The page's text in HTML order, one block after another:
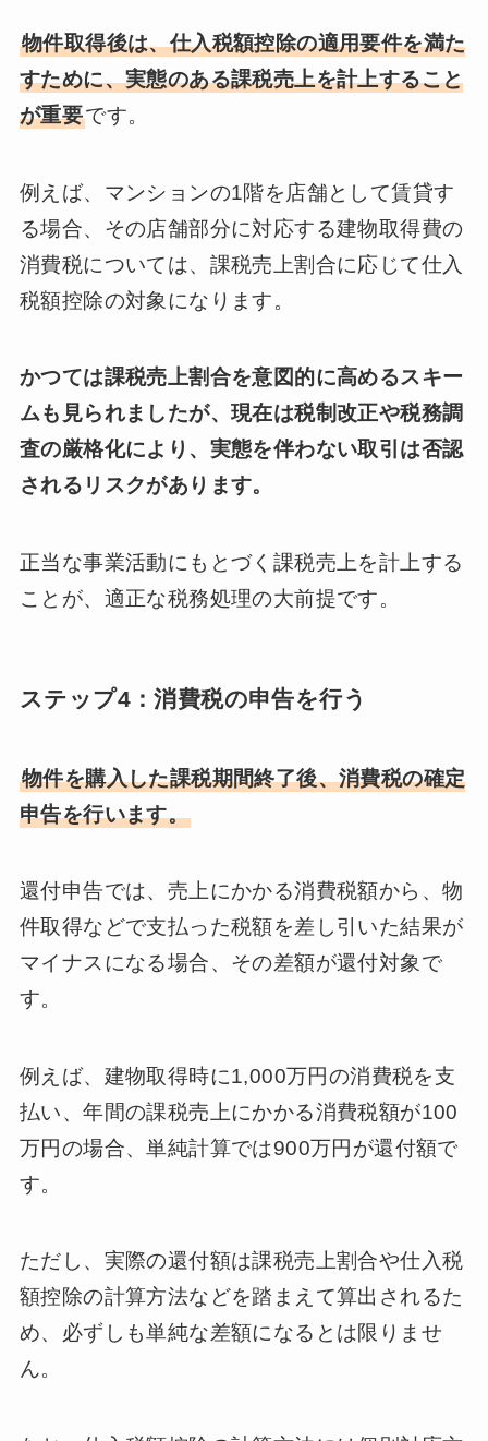
物件取得後は、仕入税額控除の適用要件を満た
すために、実態のある課税売上を計上すること
が重要です。
例えば、マンションの1階を店舗として賃貸す
る場合、その店舗部分に対応する建物取得費の
消費税については、課税売上割合に応じて仕入
税額控除の対象になります。
かつては課税売上割合を意図的に高めるスキー
ムも見られましたが、現在は税制改正や税務調
査の厳格化により、実態を伴わない取引は否認
されるリスクがあります。
正当な事業活動にもとづく課税売上を計上する
ことが、適正な税務処理の大前提です。
ステップ4：消費税の申告を行う
物件を購入した課税期間終了後、消費税の確定
申告を行います。
還付申告では、売上にかかる消費税額から、物
件取得などで支払った税額を差し引いた結果が
マイナスになる場合、その差額が還付対象で
す。
例えば、建物取得時に1,000万円の消費税を支
払い、年間の課税売上にかかる消費税額が100
万円の場合、単純計算では900万円が還付額で
す。
ただし、実際の還付額は課税売上割合や仕入税
額控除の計算方法などを踏まえて算出されるた
め、必ずしも単純な差額になるとは限りませ
ん。